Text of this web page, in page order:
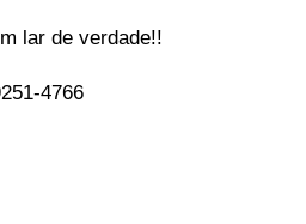
lar de verdade!!
4766